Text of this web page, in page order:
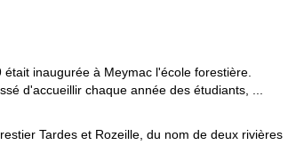
inaugurée à Meymac l'école forestière.
d'accueillir chaque année des étudiants, ...
Tardes et Rozeille, du nom de deux rivières